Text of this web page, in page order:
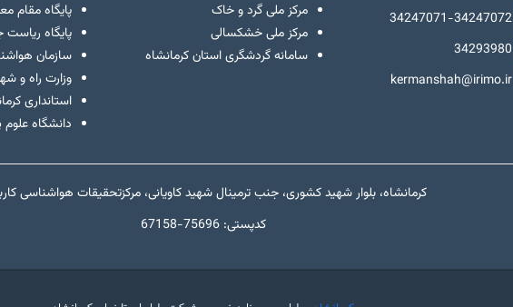
34247071-34247072
34293980
kermanshah@irimo.ir
مرکز ملی گرد و خاک
مرکز ملی خشکسالی
سامانه گردشگری استان کرمانشاه
پایگاه مقام
پایگاه
سازمان
وزارت راه و
استانداری
دانشگاه
کرمانشاه، بلوار شهید کشوری، جنب ترمینال شهید کاویانی، مرکزتحقیقات هواشناسی
67158-کدپستی: 75696